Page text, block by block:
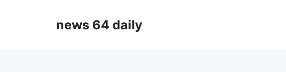
news 64 daily